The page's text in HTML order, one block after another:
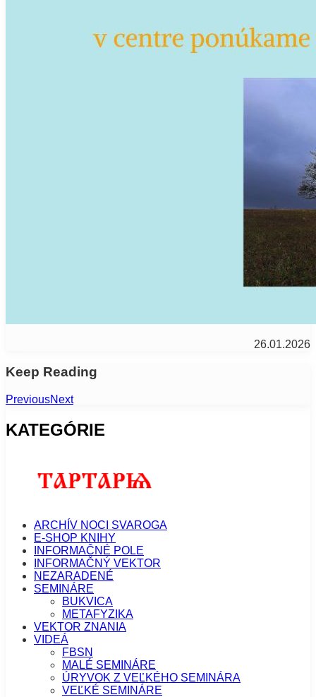
26.01.2026
Keep Reading
PreviousNext
KATEGÓRIE
ARCHÍV NOCI SVAROGA
E-SHOP KNIHY
INFORMAČNÉ POLE
INFORMAČNÝ VEKTOR
NEZARADENÉ
SEMINÁRE
BUKVICA
METAFYZIKA
VEKTOR ZNANIA
VIDEÁ
FBSN
MALÉ SEMINÁRE
ÚRYVOK Z VEĽKÉHO SEMINÁRA
VEĽKÉ SEMINÁRE